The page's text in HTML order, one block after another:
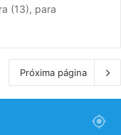
(13), para
Próxima página